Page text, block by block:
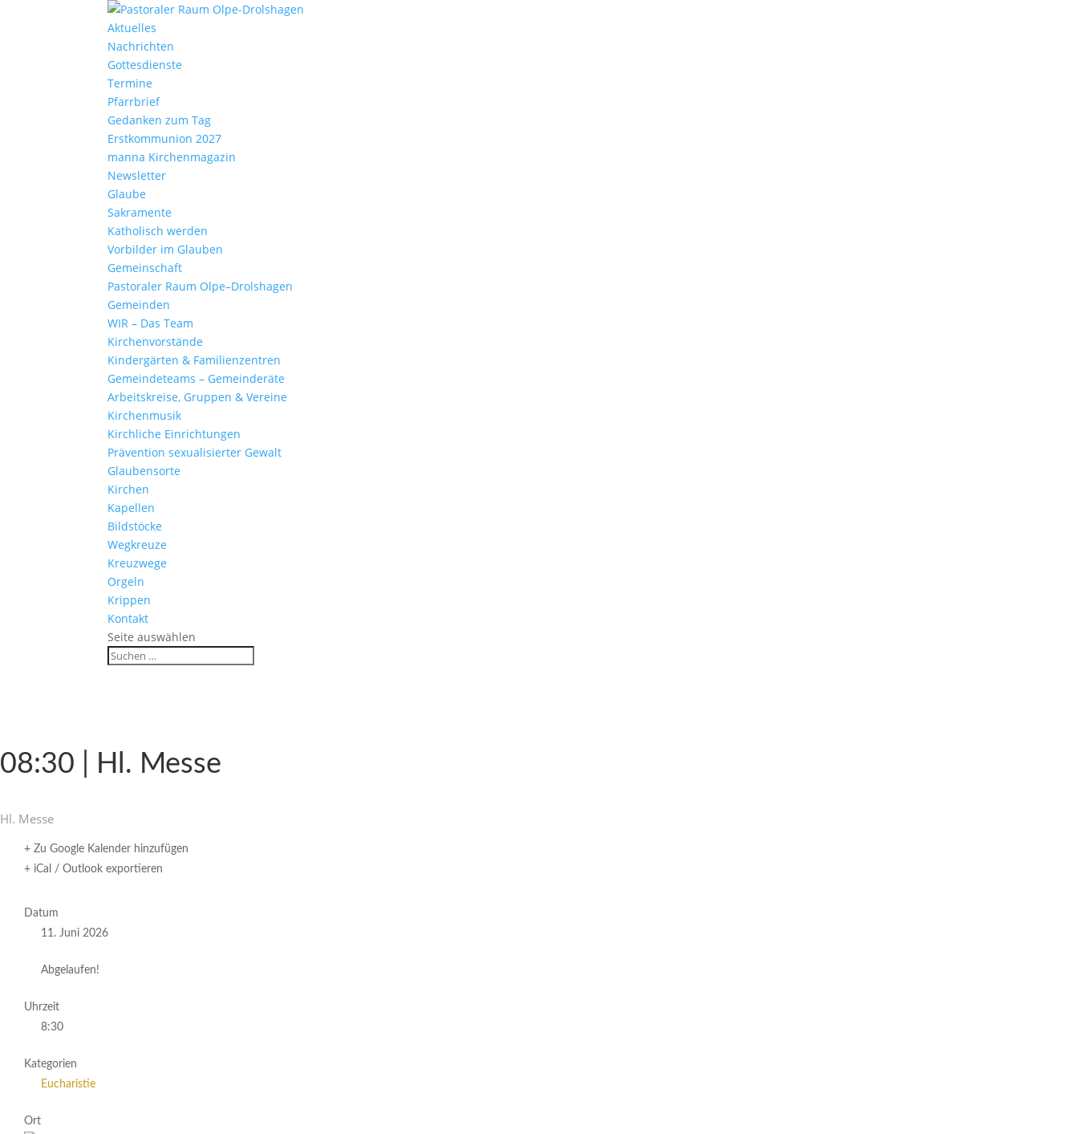
Aktu­elles
Nach­richten
Gottes­dienste
Termine
Pfarr­brief
Gedanken zum Tag
Erst­kom­mu­nion 2027
manna Kirchen­ma­gazin
News­letter
Glaube
Sakra­mente
Katho­lisch werden
Vorbilder im Glauben
Gemein­schaft
Pasto­raler Raum Olpe–Drolshagen
Gemeinden
WIR – Das Team
Kirchen­vor­stände
Kinder­gärten & Familienzentren
Gemein­de­teams – Gemeinderäte
Arbeits­kreise, Gruppen & Vereine
Kirchen­musik
Kirch­liche Einrichtungen
Präven­tion sexua­li­sierter Gewalt
Glau­ben­s­orte
Kirchen
Kapellen
Bild­stöcke
Wegkreuze
Kreuz­wege
Orgeln
Krippen
Kontakt
Seite auswählen
08:30 | Hl. Messe
Hl. Messe
+ Zu Google Kalender hinzufügen
+ iCal / Outlook exportieren
Datum
11. Juni 2026
Abgelaufen!
Uhrzeit
8:30
Kategorien
Eucharistie
Ort